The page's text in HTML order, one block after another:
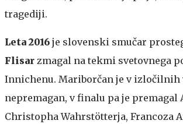
tragediji.
Leta 2016 je slovenski smučar
Flisar zmagal na tekmi svetovnega
Innichenu. Mariborčan je v izločilnih
nepremagan, v finalu pa je premagal
Christopha Wahrstötterja, Francoza